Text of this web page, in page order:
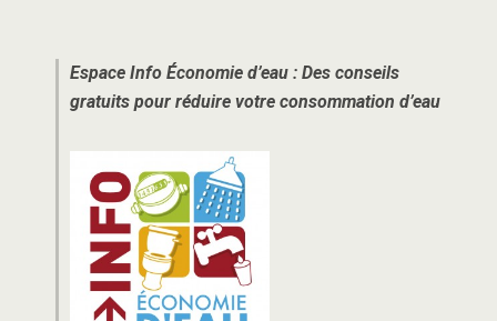
Espace Info Économie d’eau : Des conseils
gratuits pour réduire votre consommation d’eau